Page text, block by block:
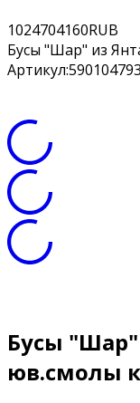
1024704160RUB
Бусы "Шар" из
Артикул:
Бусы
юв.смолы